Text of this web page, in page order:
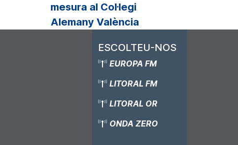
mesura al Col·legi
Alemany València
ESCOLTEU-NOS
EUROPA FM
LITORAL FM
LITORAL OR
ONDA ZERO